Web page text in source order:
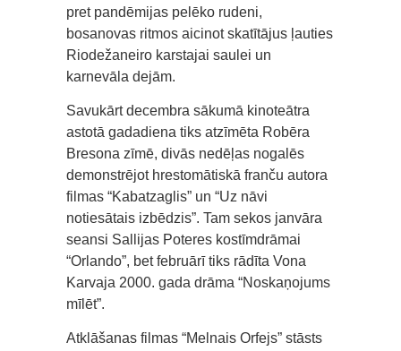
pret pandēmijas pelēko rudeni,
bosanovas ritmos aicinot skatītājus ļauties
Riodežaneiro karstajai saulei un
karnevāla dejām.
Savukārt decembra sākumā kinoteātra
astotā gadadiena tiks atzīmēta Robēra
Bresona zīmē, divās nedēļas nogalēs
demonstrējot hrestomātiskā franču autora
filmas “Kabatzaglis” un “Uz nāvi
notiesātais izbēdzis”. Tam sekos janvāra
seansi Sallijas Poteres kostīmdrāmai
“Orlando”, bet februārī tiks rādīta Vona
Karvaja 2000. gada drāma “Noskaņojums
mīlēt”.
Atklāšanas filmas “Melnais Orfejs” stāsts